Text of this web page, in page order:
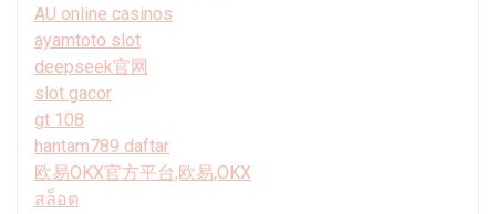
AU online casinos
ayamtoto slot
deepseek官网
slot gacor
gt 108
hantam789 daftar
欧易OKX官方平台,欧易,OKX
สล็อต